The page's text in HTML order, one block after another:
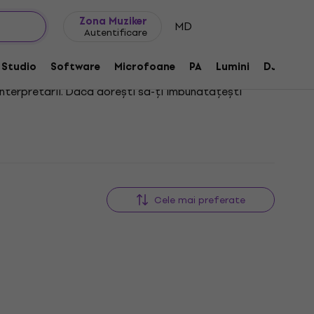
Zona Muziker
Autentificare MD
Studio Software Microfoane PA Lumini DJ
Dacă dorești să-ți îmbunătățești
suport ergonomic și complet ajustabil. Astfel, te
Cele mai preferate